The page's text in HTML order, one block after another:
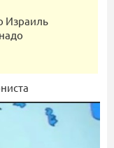
Израиль